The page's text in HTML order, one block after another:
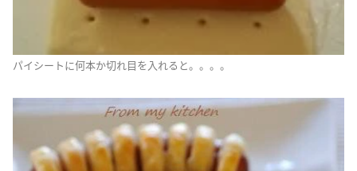
パイシートに何本か切れ目を入れると。。。。